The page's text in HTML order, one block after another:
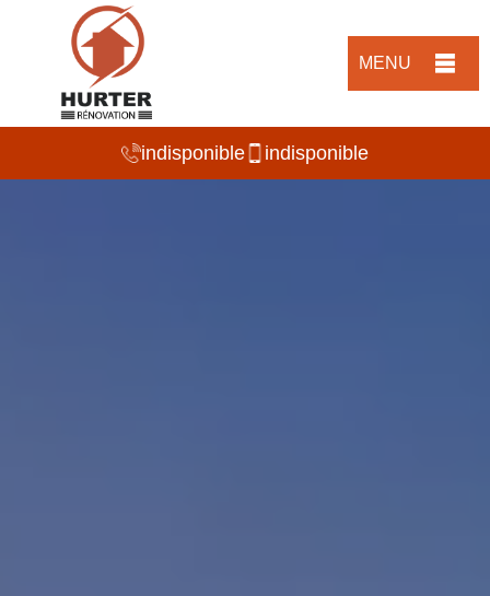
MENU
indisponible indisponible